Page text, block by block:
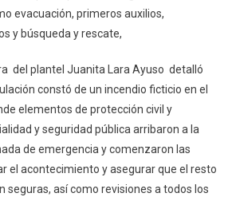
evacuación, primeros auxilios,
y búsqueda y rescate,
del plantel Juanita Lara Ayuso detalló
constó de un incendio ficticio en el
elementos de protección civil y
y seguridad pública arribaron a la
de emergencia y comenzaron las
el acontecimiento y asegurar que el resto
seguras, así como revisiones a todos los